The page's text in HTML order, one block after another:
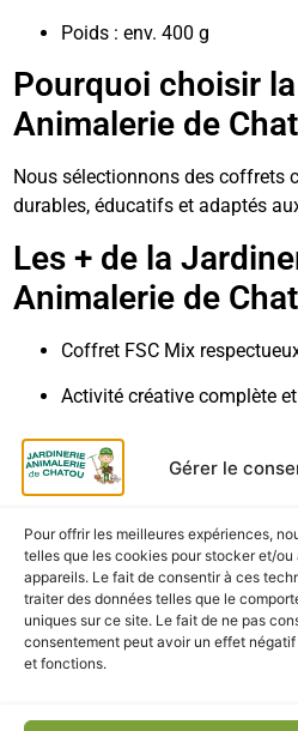
Gérer le
Pour offrir les meilleures expériences,
telles que les cookies pour stocker et/
appareils. Le fait de consentir à ces
traiter des données telles que le
uniques sur ce site. Le fait de ne pas
consentement peut avoir un effet
et fonctions.
Poids : env. 400 g
Pourquoi choisir
Animalerie de
Nous sélectionnons des coffrets
durables, éducatifs et adaptés
Les + de la
Animalerie de
Coffret FSC Mix
Activité créative complète
Illustrations raffinées
Idéal comme cadeau
Livraison & retrait
Retrait gratuit en magasin
Chatou)
Livraison rapide et